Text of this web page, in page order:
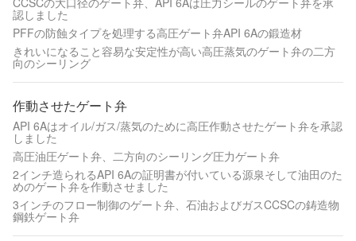
認しました
PFFの防蝕タイプを処理する高圧ゲート弁API 6Aの鍛造材
きれいになること容易な安定性が高い高圧蒸気のゲート弁の二方
向のシーリング
作動させたゲート弁
API 6Aはオイル/ガス/蒸気のために高圧作動させたゲート弁を承認
しました
高圧油圧ゲート弁、二方向のシーリング圧力ゲート弁
2インチ造られるAPI 6Aの証明書が付いている源泉そして油田のた
めのゲート弁を作動させました
3インチのフロー制御のゲート弁、石油およびガスCCSCの鋳造物
鋼鉄ゲート弁